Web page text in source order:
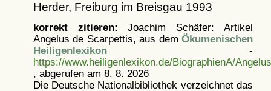
Herder, Freiburg im Breisgau 1993
korrekt zitieren: Joachim Schäfer: Artikel
Angelus de Scarpettis, aus dem Ökumenischen
Heiligenlexikon-
https://www.heiligenlexikon.de/BiographienA/
, abgerufen am 8. 8. 2026
Die Deutsche Nationalbibliothek verzeichnet das